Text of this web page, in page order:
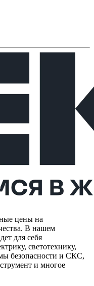
цены на
В нашем
для себя
светотехнику,
безопасности и СКС,
и многое